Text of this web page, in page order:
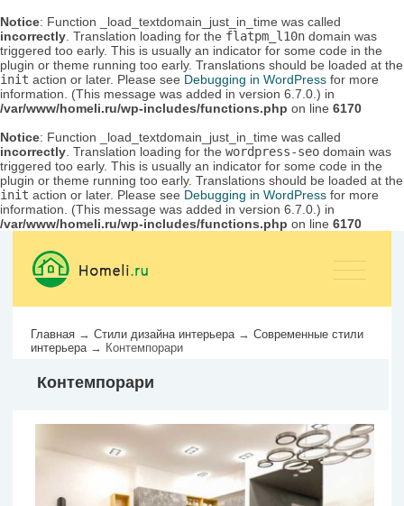
Notice: Function _load_textdomain_just_in_time was called
incorrectly . Translation loading for the flatpm_l10n domain was
triggered too early. This is usually an indicator for some code in the
plugin or theme running too early. Translations should be loaded at the
init action or later. Please see Debugging in WordPress for more
information. (This message was added in version 6.7.0.) in
/var/www/homeli.ru/wp-includes/functions.php on line 6170
Notice: Function _load_textdomain_just_in_time was called
incorrectly . Translation loading for the wordpress-seo domain was
triggered too early. This is usually an indicator for some code in the
plugin or theme running too early. Translations should be loaded at the
init action or later. Please see Debugging in WordPress for more
information. (This message was added in version 6.7.0.) in
/var/www/homeli.ru/wp-includes/functions.php on line 6170
Главная → Стили дизайна интерьера → Современные стили
интерьера → Контемпорари
Контемпорари